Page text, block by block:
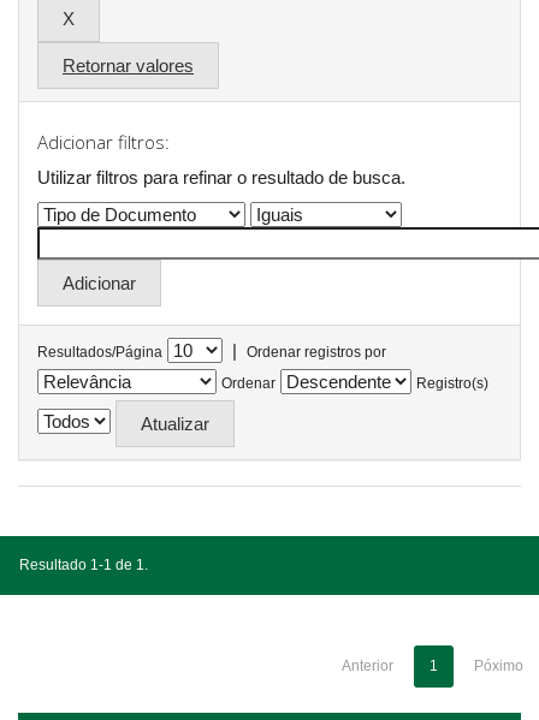
Retornar valores
Adicionar filtros:
Utilizar filtros para refinar o resultado de busca.
Resultados/Página |
Ordenar registros por
Ordenar
Registro(s)
Resultado 1-1 de 1.
Anterior 1 Póximo